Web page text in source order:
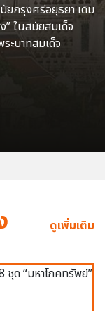
ยกรุงศรีอยุธยา เดิม
” ในสมัยสมเด็จ
ะบาทสมเด็จ
ดูเพิ่มเติม